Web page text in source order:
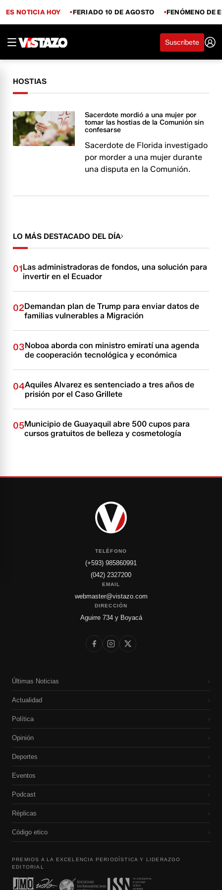
ES NOTICIA HOY FERIADO 10 DE AGOSTO FENÓMENO DE
Suscríbete
HOSTIAS
Sacerdote mordió a una mujer por
tomar las hostias de la Comunión sin
confesarse
Sacerdote de Florida investigado
por morder a una mujer durante
una disputa en la Comunión.
LO MÁS DESTACADO DEL DÍA
01Las administradoras de fondos, una solución para
invertir en el Ecuador
02Demandan plan de Trump para enviar datos de
familias vulnerables a Migración
03Noboa aborda con ministro emiratí una agenda
de cooperación tecnológica y económica
04Aquiles Alvarez es sentenciado a tres años de
prisión por el Caso Grillete
05Municipio de Guayaquil abre 500 cupos para
cursos gratuitos de belleza y cosmetología
TELÉFONO
(+593) 985860991
(042) 2327200
EMAIL
webmaster@vistazo.com
DIRECCIÓN
Aguirre 734 y Boyacá
Últimas Noticias ›
Actualidad ›
Política ›
Opinión ›
Deportes ›
Eventos ›
Podcast ›
Réplicas ›
Código etico ›
PREMIOS A LA EXCELENCIA PERIODÍSTICA Y LIDERAZGO
EDITORIAL